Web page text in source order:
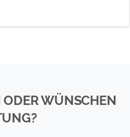
ODER WÜNSCHEN